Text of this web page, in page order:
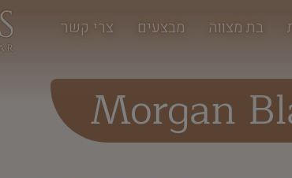
בת מצווה מבצעים צרי קשר
Morgan